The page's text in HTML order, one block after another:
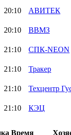
20:10 АВИТЕК
20:10 ВВМЗ
21:10 СПК-NEON
21:10 Тракер
21:10 Техцентр
21:10 КЭЦ
Время